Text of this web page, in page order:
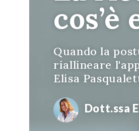
Quando la
riallineare
Elisa
Dott.ssa